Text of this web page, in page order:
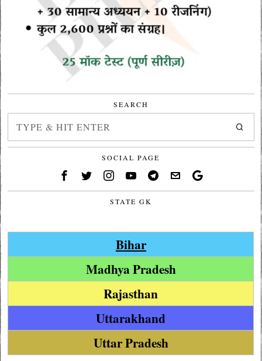
SEARCH
SOCIAL PAGE
STATE GK
Bihar
Madhya Pradesh
Rajasthan
Uttarakhand
Uttar Pradesh